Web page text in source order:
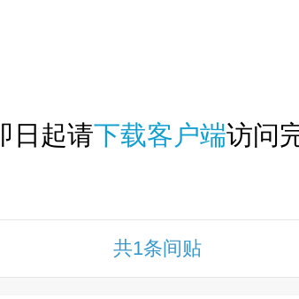
日起请下载客户端访问
共1条间贴